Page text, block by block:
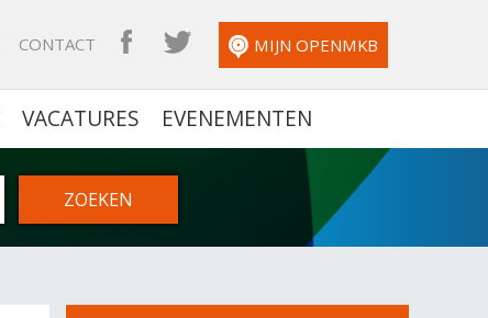
CONTACT OPENMKB FACEBOOK
OPENMKB TWITTER
MIJN OPENMKB
VACATURES EVENEMENTEN